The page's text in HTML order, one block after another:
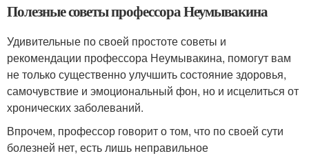
Полезные советы профессора Неумывакина
Удивительные по своей простоте советы и
рекомендации профессора Неумывакина, помогут вам
не только существенно улучшить состояние здоровья,
самочувствие и эмоциональный фон, но и исцелиться от
хронических заболеваний.
Впрочем, профессор говорит о том, что по своей сути
болезней нет, есть лишь неправильное